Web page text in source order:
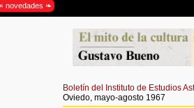
Boletín del Instituto de Estudios
Oviedo, mayo-agosto 1967